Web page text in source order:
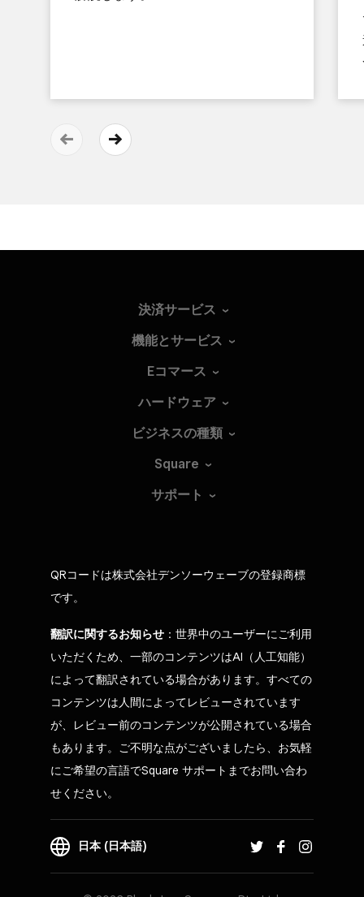
決済サービス
機能とサービス
Eコマース
ハードウェア
ビジネスの種類
Square
サポート
QRコードは株式会社デンソーウェーブの登録商標
です。
翻訳に関するお知らせ ：世界中のユーザーにご利用
いただくため、一部のコンテンツはAI（人工知能）
によって翻訳されている場合があります。すべての
コンテンツは人間によってレビューされています
が、レビュー前のコンテンツが公開されている場合
もあります。ご不明な点がございましたら、お気軽
にご希望の言語でSquare サポートまでお問い合わ
せください。
日本 (日本語)